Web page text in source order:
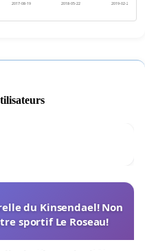
2017-08-19 2018-05-22 2019-02-23
du Kinsendael! Non
sportif Le Roseau!